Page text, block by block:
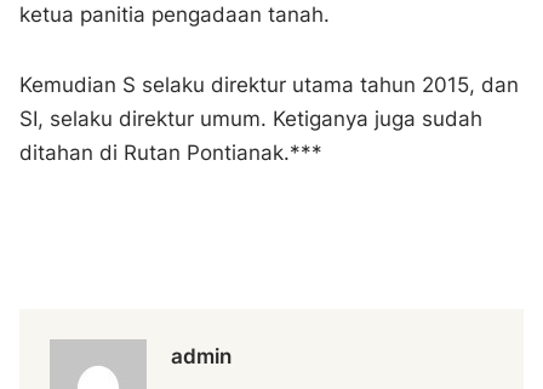
ketua panitia pengadaan tanah.
Kemudian S selaku direktur utama tahun 2015, dan
SI, selaku direktur umum. Ketiganya juga sudah
ditahan di Rutan Pontianak.***
admin